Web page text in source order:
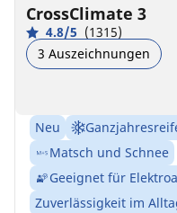
CrossClimate 3
4.8/5 (1315)
3 Auszeichnungen
Neu
Matsch und Schnee
Geeignet für
Zuverlässigkeit im